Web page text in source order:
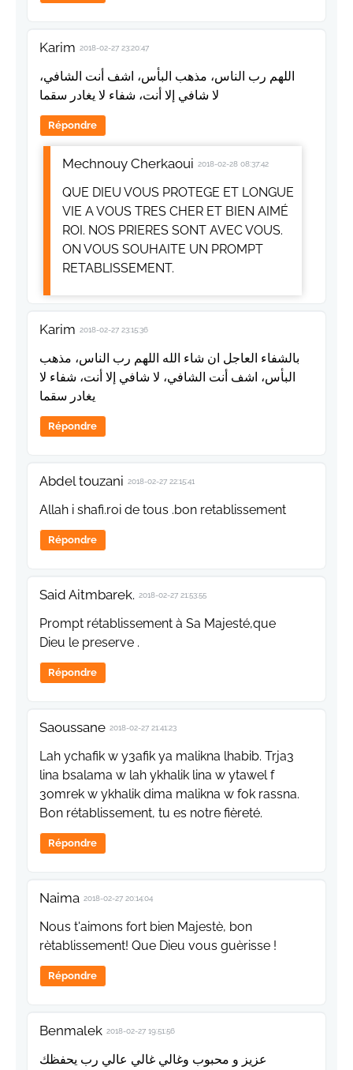
Karim 2018-02-27 23:20:47
اللهم رب الناس، مذهب البأس، اشف أنت الشافي،
لا شافي إلا أنت، شفاء لا يغادر سقما
Répondre
Mechnouy Cherkaoui 2018-02-28 08:37:42
QUE DIEU VOUS PROTEGE ET LONGUE
VIE A VOUS TRES CHER ET BIEN AIMÉ
ROI. NOS PRIERES SONT AVEC VOUS.
ON VOUS SOUHAITE UN PROMPT
RETABLISSEMENT.
Karim 2018-02-27 23:15:36
بالشفاء العاجل ان شاء الله اللهم رب الناس، مذهب
البأس، اشف أنت الشافي، لا شافي إلا أنت، شفاء لا
يغادر سقما
Répondre
Abdel touzani 2018-02-27 22:15:41
Allah i shafi.roi de tous .bon retablissement
Répondre
Said Aitmbarek. 2018-02-27 21:53:55
Prompt rétablissement à Sa Majesté,que
Dieu le preserve .
Répondre
Saoussane 2018-02-27 21:41:23
Lah ychafik w y3afik ya malikna lhabib. Trja3
lina bsalama w lah ykhalik lina w ytawel f
3omrek w ykhalik dima malikna w fok rassna.
Bon rétablissement, tu es notre fièreté.
Répondre
Naima 2018-02-27 20:14:04
Nous t'aimons fort bien Majestè, bon
rètablissement! Que Dieu vous guèrisse !
Répondre
Benmalek 2018-02-27 19:51:56
عزيز و محبوب وغالي غالي عالي رب يحفظك